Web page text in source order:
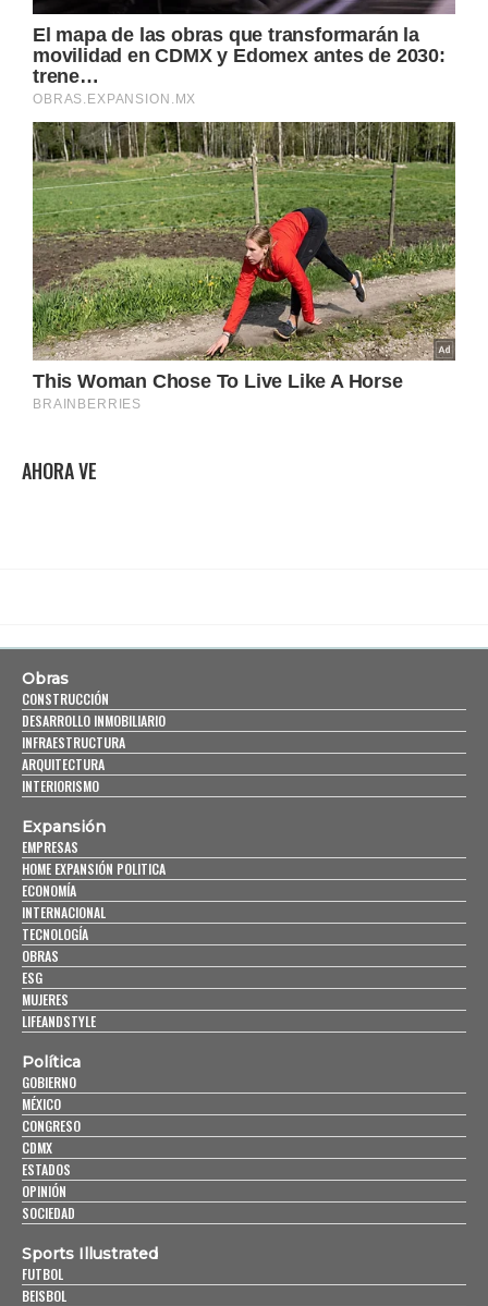
AHORA VE
Obras
CONSTRUCCIÓN
DESARROLLO INMOBILIARIO
INFRAESTRUCTURA
ARQUITECTURA
INTERIORISMO
Expansión
EMPRESAS
HOME EXPANSIÓN POLITICA
ECONOMÍA
INTERNACIONAL
TECNOLOGÍA
OBRAS
ESG
MUJERES
LIFEANDSTYLE
Política
GOBIERNO
MÉXICO
CONGRESO
CDMX
ESTADOS
OPINIÓN
SOCIEDAD
Sports Illustrated
FUTBOL
BEISBOL